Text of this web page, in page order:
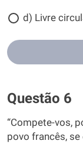
d) Livre
Questão 6
“Compete-vos,
povo francês,